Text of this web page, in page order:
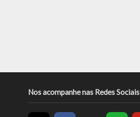
Nos acompanhe nas Redes Sociais